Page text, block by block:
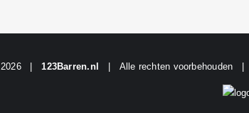
2026 |123Barren.nl | Alle rechten voorbehouden |